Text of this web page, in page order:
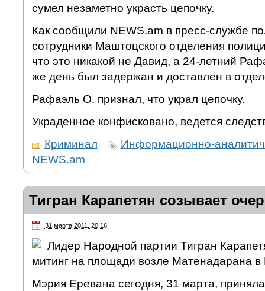
сумел незаметно украсть цепочку.
Как сообщили NEWS.am в пресс-службе
сотрудники Маштоцского отделения
что это никакой не Давид, а 24-летний
же день был задержан и доставлен в
Рафаэль О. признал, что украл цепочку.
Украденное конфисковано, ведется
Криминал
Информационно-
NEWS.am
Тигран Карапетян созывает
31 марта 2011, 20:16
Лидер Народной партии Тигран
митинг на площади возле Матенадарана в
Мэрия Еревана сегодня, 31 марта,